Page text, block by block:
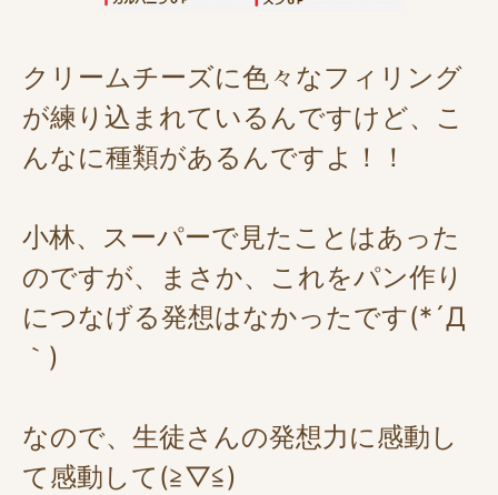
クリームチーズに色々なフィリング
が練り込まれているんですけど、こ
んなに種類があるんですよ！！
小林、スーパーで見たことはあった
のですが、まさか、これをパン作り
につなげる発想はなかったです(*´Д
｀)
なので、生徒さんの発想力に感動し
て感動して(≧▽≦)